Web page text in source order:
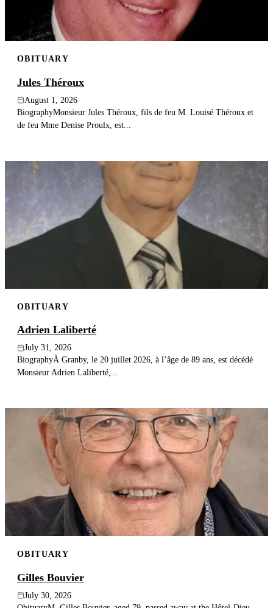
OBITUARY
Jules Théroux
August 1, 2026
BiographyMonsieur Jules Théroux, fils de feu M. Louisé Théroux et
de feu Mme Denise Proulx, est...
OBITUARY
Adrien Laliberté
July 31, 2026
BiographyÀ Granby, le 20 juillet 2026, à l’âge de 89 ans, est décédé
Monsieur Adrien Laliberté,...
OBITUARY
Gilles Bouvier
July 30, 2026